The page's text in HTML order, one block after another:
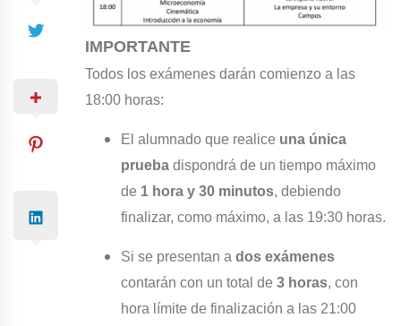
IMPORTANTE
Todos los exámenes darán comienzo a las
18:00 horas:
El alumnado que realice una única
prueba dispondrá de un tiempo máximo
de 1 hora y 30 minutos, debiendo
finalizar, como máximo, a las 19:30 horas.
Si se presentan a dos exámenes
contarán con un total de 3 horas, con
hora límite de finalización a las 21:00